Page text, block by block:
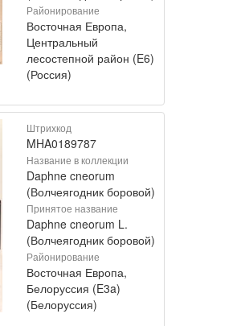
Районирование
Восточная Европа,
Центральный
лесостепной район (E6)
(Россия)
Штрихкод
MHA0189787
Название в коллекции
Daphne cneorum
(Волчеягодник боровой)
Принятое название
Daphne cneorum L.
(Волчеягодник боровой)
Районирование
Восточная Европа,
Белоруссия (E3a)
(Белоруссия)